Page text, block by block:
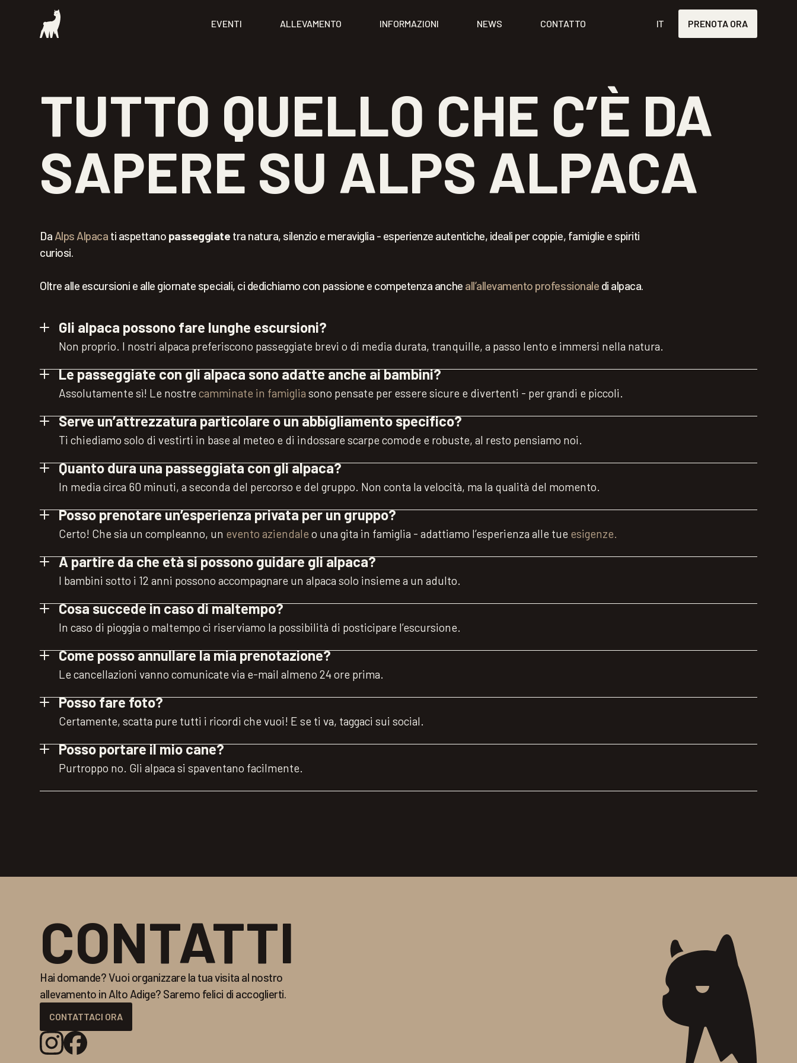
IT PRENOTA ORA
EVENTI ALLEVAMENTO INFORMAZIONI NEWS CONTATTO
TUTTO QUELLO CHE C’È DA
SAPERE SU ALPS ALPACA
Da Alps Alpaca ti aspettano passeggiate tra natura, silenzio e meraviglia - esperienze autentiche, ideali per coppie, famiglie e spiriti
curiosi.
Oltre alle escursioni e alle giornate speciali, ci dedichiamo con passione e competenza anche all’allevamento professionale di alpaca.
Gli alpaca possono fare lunghe escursioni?
Non proprio. I nostri alpaca preferiscono passeggiate brevi o di media durata, tranquille, a passo lento e immersi nella natura.
Le passeggiate con gli alpaca sono adatte anche ai bambini?
Assolutamente sì! Le nostrecamminate in famiglia sono pensate per essere sicure e divertenti - per grandi e piccoli.
Serve un’attrezzatura particolare o un abbigliamento specifico?
Ti chiediamo solo di vestirti in base al meteo e di indossare scarpe comode e robuste, al resto pensiamo noi.
Quanto dura una passeggiata con gli alpaca?
In media circa 60 minuti, a seconda del percorso e del gruppo. Non conta la velocità, ma la qualità del momento.
Posso prenotare un’esperienza privata per un gruppo?
Certo! Che sia un compleanno, un evento aziendale o una gita in famiglia - adattiamo l’esperienza alle tue esigenze.
A partire da che età si possono guidare gli alpaca?
I bambini sotto i 12 anni possono accompagnare un alpaca solo insieme a un adulto.
Cosa succede in caso di maltempo?
In caso di pioggia o maltempo ci riserviamo la possibilità di posticipare l’escursione.
Come posso annullare la mia prenotazione?
Le cancellazioni vanno comunicate via e-mail almeno 24 ore prima.
Posso fare foto?
Certamente, scatta pure tutti i ricordi che vuoi! E se ti va, taggaci sui social.
Posso portare il mio cane?
Purtroppo no. Gli alpaca si spaventano facilmente.
CONTATTI
Hai domande? Vuoi organizzare la tua visita al nostro
allevamento in Alto Adige? Saremo felici di accoglierti.
CONTATTACI ORA